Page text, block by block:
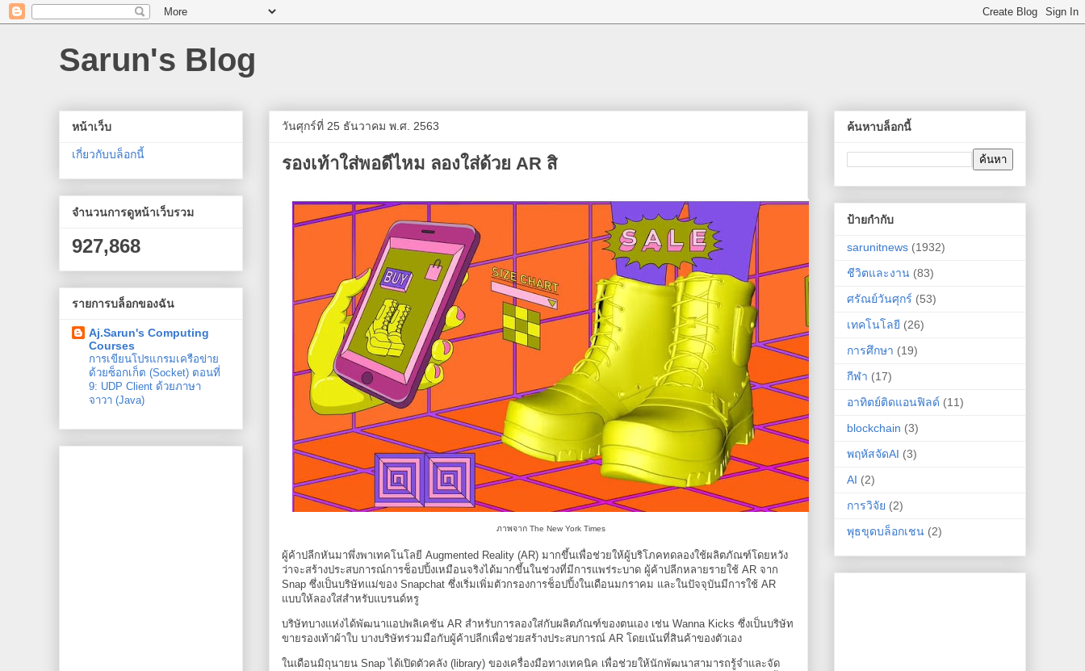
Sarun's Blog
วันศุกร์ที่ 25 ธันวาคม พ.ศ. 2563
รองเท้าใส่พอดีไหม ลองใส่ด้วย AR สิ
ภาพจาก The New York Times
ผู้ค้าปลีกหันมาพึ่งพาเทคโนโลยี Augmented Reality (AR) มากขึ้นเพื่อช่วยให้ผู้บริโภคทดลองใช้ผลิตภัณฑ์โดยหวัง
ว่าจะสร้างประสบการณ์การช็อปปิ้งเหมือนจริงได้มากขึ้นในช่วงที่มีการแพร่ระบาด ผู้ค้าปลีกหลายรายใช้ AR จาก
Snap ซึ่งเป็นบริษัทแม่ของ Snapchat ซึ่งเริ่มเพิ่มตัวกรองการช็อปปิ้งในเดือนมกราคม และในปัจจุบันมีการใช้ AR
แบบให้ลองใส่สำหรับแบรนด์หรู
บริษัทบางแห่งได้พัฒนาแอปพลิเคชัน AR สำหรับการลองใส่กับผลิตภัณฑ์ของตนเอง เช่น Wanna Kicks ซึ่งเป็นบริษัท
ขายรองเท้าผ้าใบ บางบริษัทร่วมมือกับผู้ค้าปลีกเพื่อช่วยสร้างประสบการณ์ AR โดยเน้นที่สินค้าของตัวเอง
ในเดือนมิถุนายน Snap ได้เปิดตัวคลัง (library) ของเครื่องมือทางเทคนิค เพื่อช่วยให้นักพัฒนาสามารถรู้จำและจัด
หน้าเว็บ
เกี่ยวกับบล็อกนี้
จำนวนการดูหน้าเว็บรวม
927,868
รายการบล็อกของฉัน
Aj.Sarun's Computing
Courses
การเขียนโปรแกรมเครือข่าย
ด้วยซ็อกเก็ต (Socket) ตอนที่
9: UDP Client ด้วยภาษา
จาวา (Java)
ค้นหาบล็อกนี้
ป้ายกำกับ
sarunitnews (1932)
ชีวิตและงาน (83)
ศรัณย์วันศุกร์ (53)
เทคโนโลยี (26)
การศึกษา (19)
กีฬา (17)
อาทิตย์ติดแอนฟิลด์ (11)
blockchain (3)
พฤหัสจัดAI (3)
AI (2)
การวิจัย (2)
พุธขุดบล็อกเชน (2)